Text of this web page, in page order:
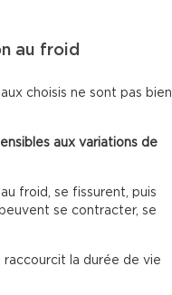
au froid
choisis ne sont pas bien
aux variations de
froid, se fissurent, puis
se contracter, se
raccourcit la durée de vie